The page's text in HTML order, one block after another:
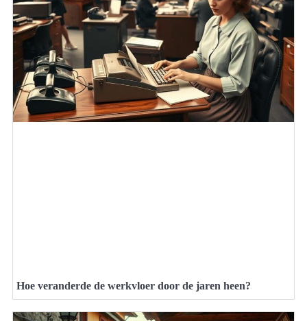
Hoe veranderde de werkvloer door de jaren heen?